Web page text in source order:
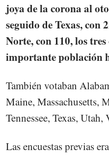
joya de la corona al
seguido de Texas, con
Norte, con 110, los
importante población
También votaban
Maine, Massachusetts,
Tennessee, Texas,
Las encuestas previas